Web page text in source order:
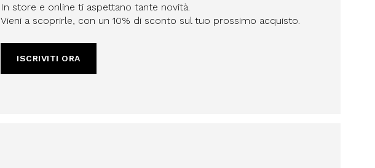
In store e online ti aspettano tante novità.
Vieni a scoprirle, con un 10% di sconto sul tuo prossimo acquisto.
ISCRIVITI ORA